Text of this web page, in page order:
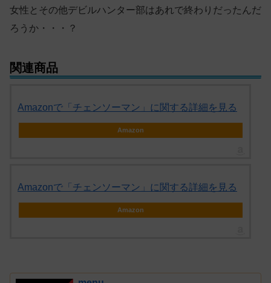
女性とその他デビルハンター部はあれで終わりだったんだ
ろうか・・・？
関連商品
Amazonで「チェンソーマン」に関する詳細を見る
Amazon
Amazonで「チェンソーマン」に関する詳細を見る
Amazon